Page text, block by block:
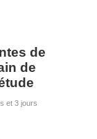
de
de
et 3 jours